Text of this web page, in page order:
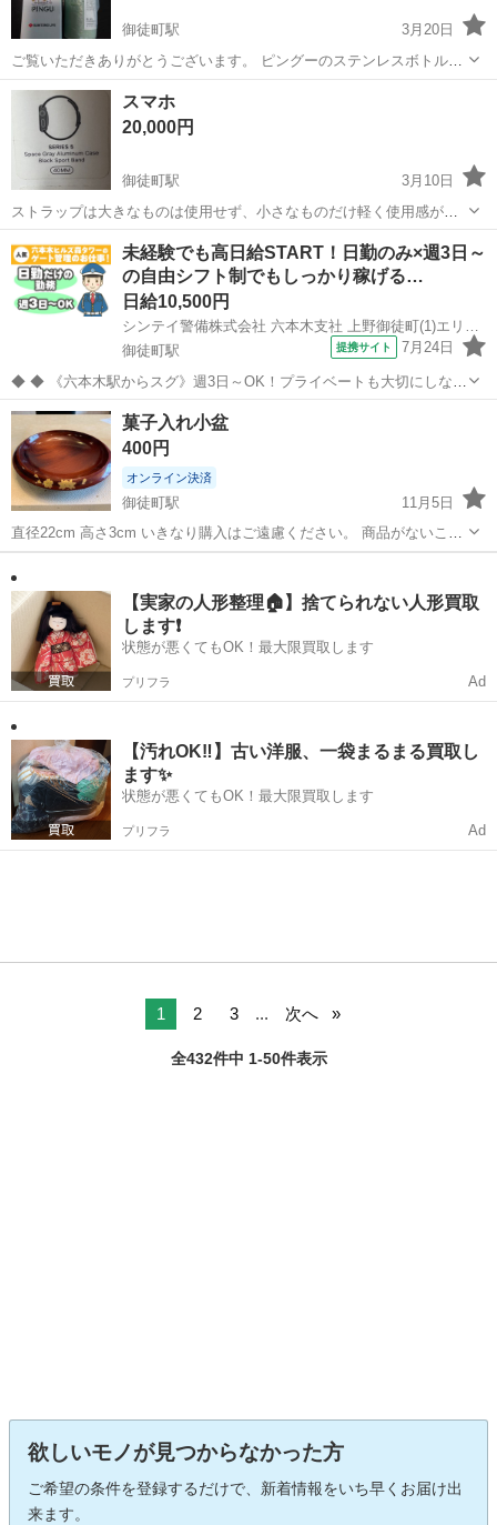
御徒町駅
3月20日
ご覧いただきありがとうございます。 ピングーのステンレスボトルミ
ニです。 住友生命からいただきました。 未使用です。 宜しくお願い
致します。 東京、北千住でも受け渡し可能です。
東京 台東区
スマホ
20,000円
御徒町駅
3月10日
ストラップは大きなものは使用せず、小さなものだけ軽く使用感があ
ります。 生活スレッチあり、ものすごく目立つ傷はありません。 ただ
し、ボタン部分が少しキズがあります。 私は会社を通ってメッセージ
を見て他の機能は使いませんでした...
東京 台東区 御徒町駅 その他
未経験でも高日給START！日勤のみ×週3日～
の自由シフト制でもしっかり稼げる…
日給10,500円
シンテイ警備株式会社 六本木支社 上野御徒町(1)エリア/A3203200117
御徒町駅
提携サイト 7月24日
◆ ◆ 《六本木駅からスグ》週3日～OK！プライベートも大切にしなが
ら勤務可！ 六本木ヒルズ森タワーのゲート管理のお仕事！ 社員さんや
業者さんなど関係者の方々の 対応がメインだから 未経験でも安心して
働けます！ ＼未経...
東京 台東区 御徒町駅
菓子入れ小盆
400円
オンライン決済
御徒町駅
11月5日
直径22cm 高さ3cm いきなり購入はご遠慮ください。 商品がないこと
がございます。 プロではないので保存状態や品質保証はできません。
よろしくお願い致します。
【実家の人形整理🏠】捨てられない人形買取
します❗️
状態が悪くてもOK！最大限買取します
プリフラ Ad
【汚れOK‼️】古い洋服、一袋まるまる買取し
ます✨
状態が悪くてもOK！最大限買取します
プリフラ Ad
1 2 3 ... 次へ
全432件中 1-50件表示
欲しいモノが見つからなかった方
ご希望の条件を登録するだけで、新着情報をいち早くお届け出
来ます。